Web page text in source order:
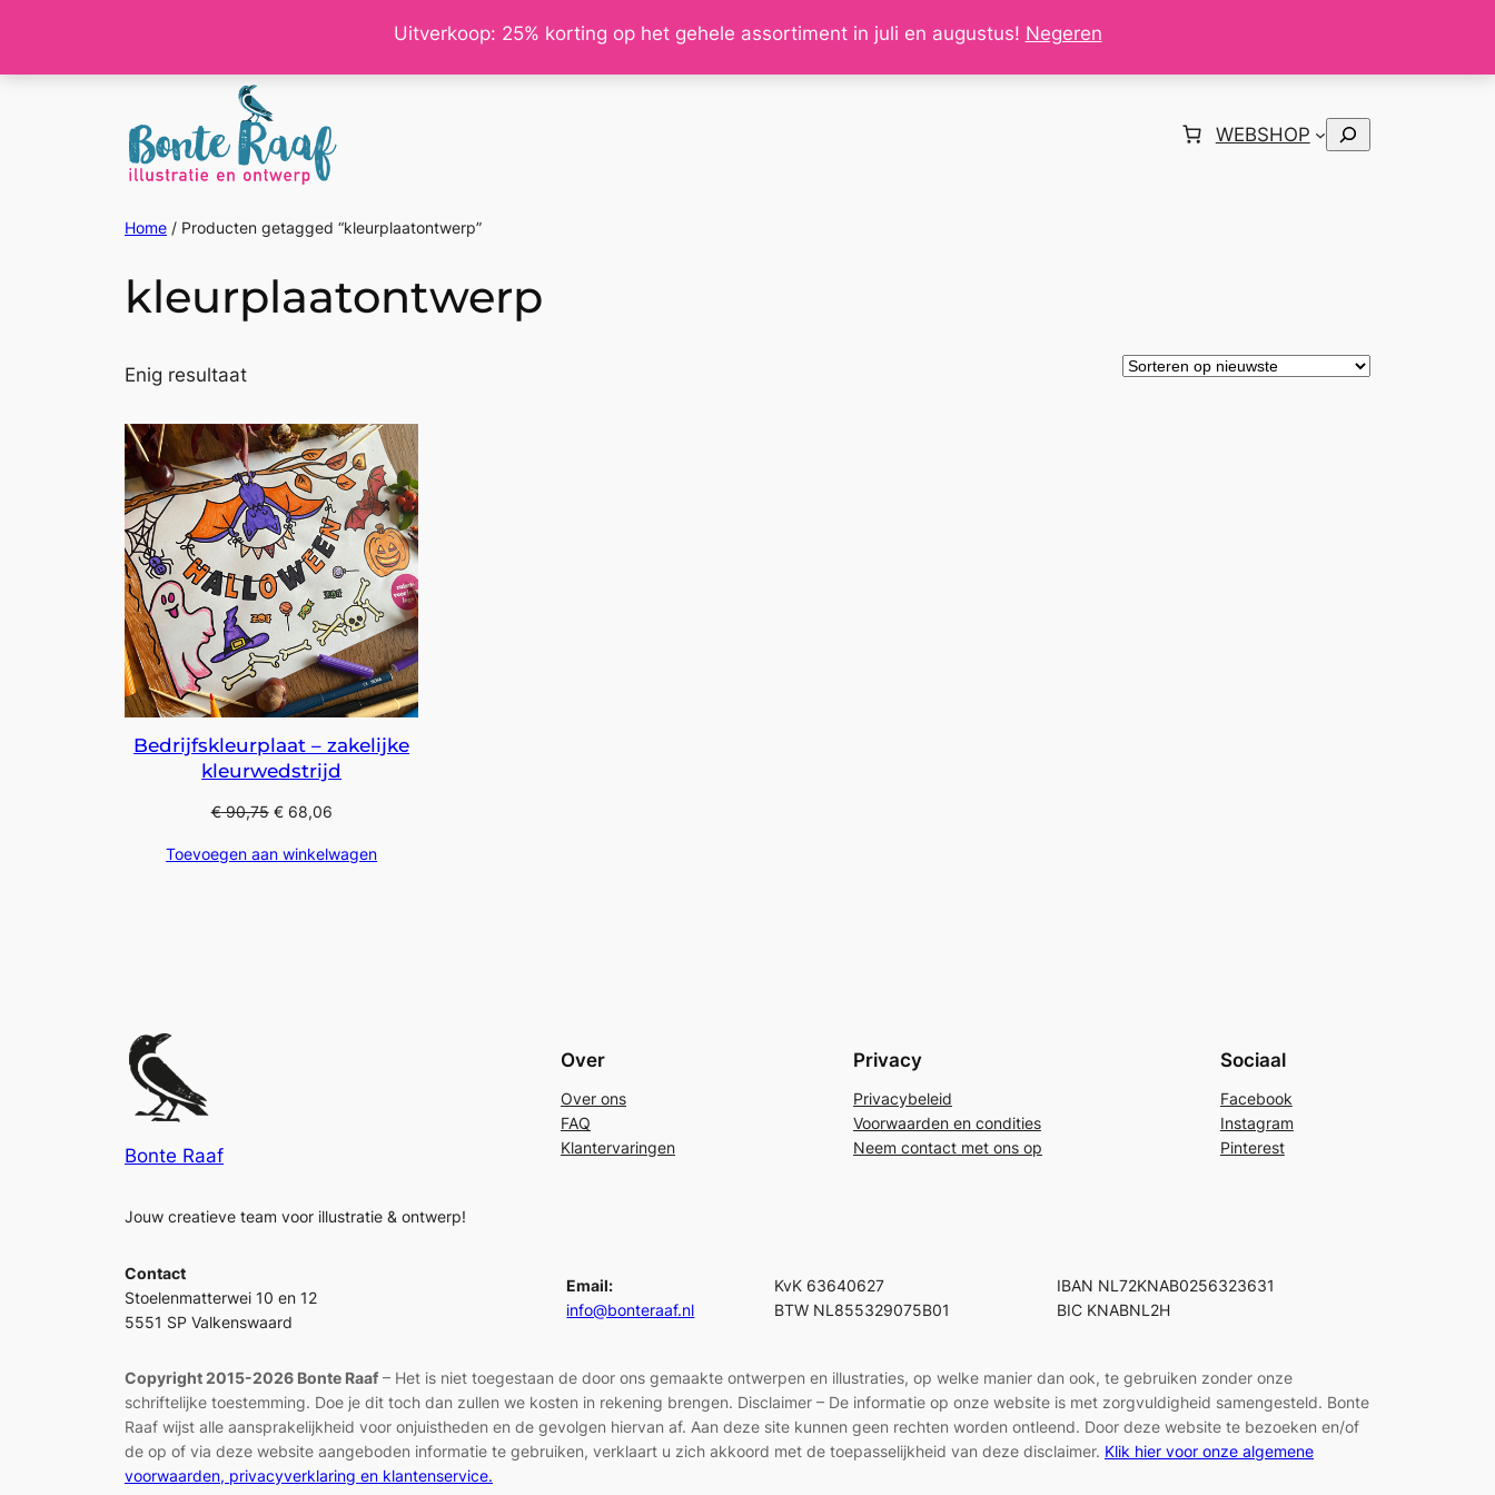
Uitverkoop: 25% korting op het gehele assortiment in juli en augustus! Negeren
de
WEBSHOP
Zoeken
Home / Producten getagged “kleurplaatontwerp”
kleurplaatontwerp
Enig resultaat
Bedrijfskleurplaat – zakelijke
kleurwedstrijd
€90,75 €68,06
Toevoegen aan winkelwagen
Bonte Raaf
Jouw creatieve team voor illustratie & ontwerp!
Over
Over ons
FAQ
Klantervaringen
Privacy
Privacybeleid
Voorwaarden en condities
Neem contact met ons op
Sociaal
Facebook
Instagram
Pinterest
Contact
Stoelenmatterwei 10 en 12
5551 SP Valkenswaard
Email:
info@bonteraaf.nl
KvK 63640627
BTW NL855329075B01
IBAN NL72KNAB0256323631
BIC KNABNL2H
Copyright 2015-2026 Bonte Raaf – Het is niet toegestaan de door ons gemaakte ontwerpen en illustraties, op welke manier dan ook, te gebruiken zonder onze
schriftelijke toestemming. Doe je dit toch dan zullen we kosten in rekening brengen. Disclaimer – De informatie op onze website is met zorgvuldigheid samengesteld. Bonte
Raaf wijst alle aansprakelijkheid voor onjuistheden en de gevolgen hiervan af. Aan deze site kunnen geen rechten worden ontleend. Door deze website te bezoeken en/of
de op of via deze website aangeboden informatie te gebruiken, verklaart u zich akkoord met de toepasselijkheid van deze disclaimer. Klik hier voor onze algemene
voorwaarden, privacyverklaring en klantenservice.